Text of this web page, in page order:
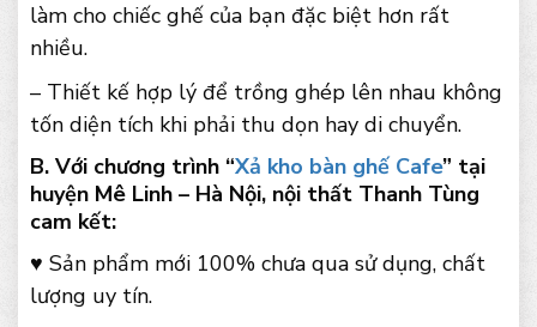
làm cho chiếc ghế của bạn đặc biệt hơn rất
nhiều.
– Thiết kế hợp lý để trồng ghép lên nhau không
tốn diện tích khi phải thu dọn hay di chuyển.
B. Với chương trình “Xả kho bàn ghế Cafe” tại
huyện Mê Linh – Hà Nội, nội thất Thanh Tùng
cam kết:
♥ Sản phẩm mới 100% chưa qua sử dụng, chất
lượng uy tín.